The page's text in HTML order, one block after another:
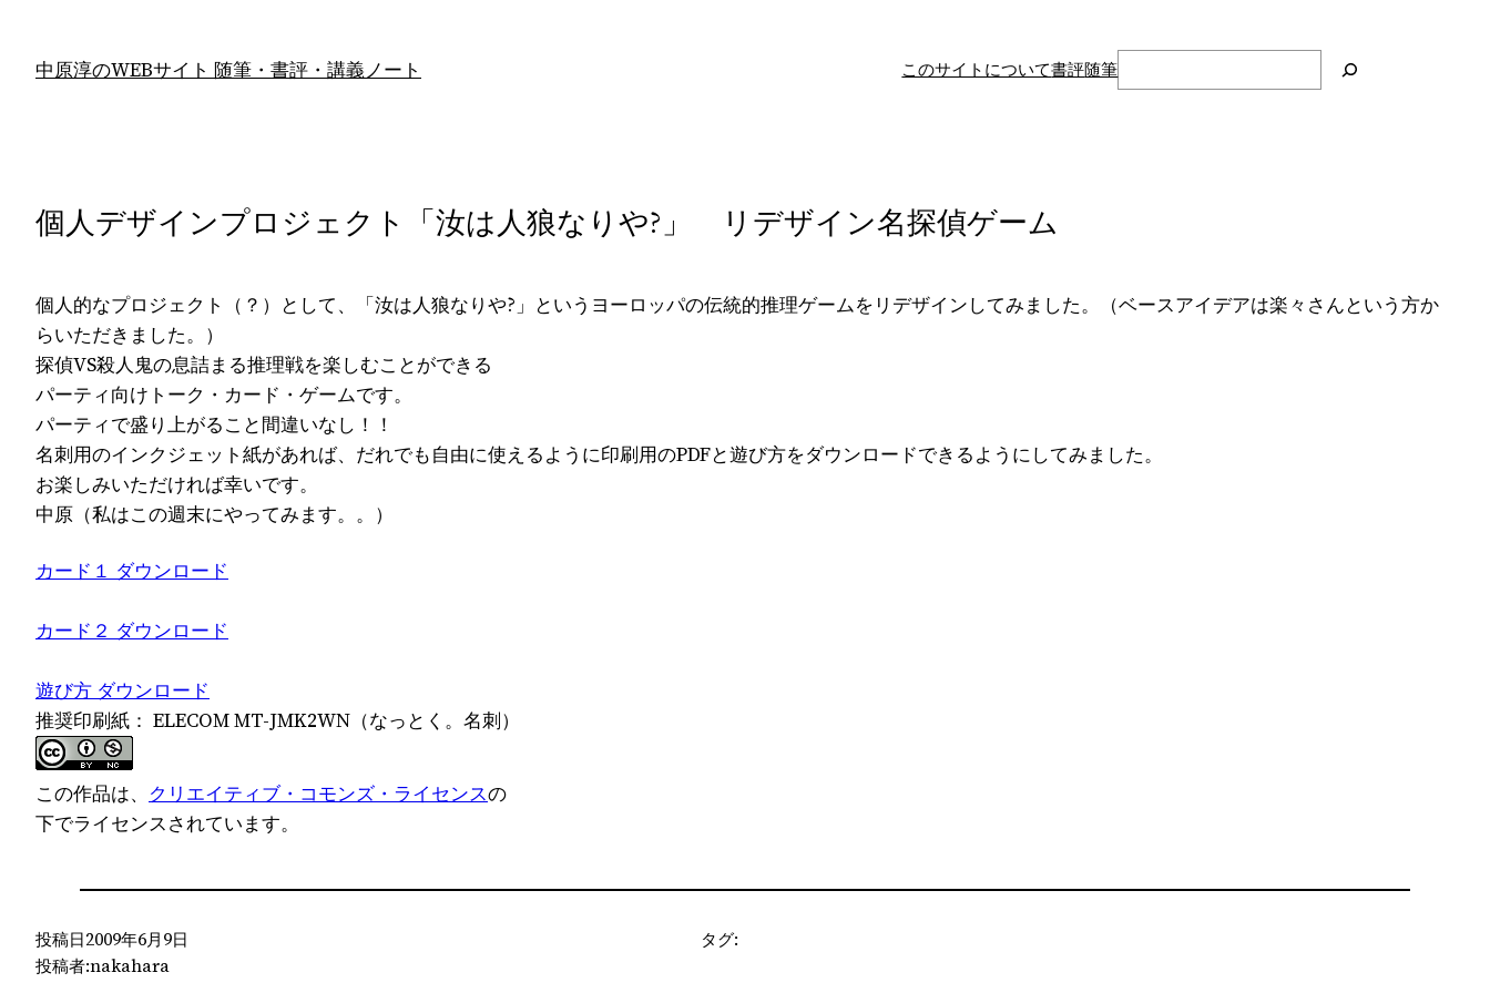
中原淳のWEBサイト 随筆・書評・講義ノート このサイトについて書評随筆検
索
個人デザインプロジェクト「汝は人狼なりや?」 リデザイン名探偵ゲーム
個人的なプロジェクト（？）として、「汝は人狼なりや?」というヨーロッパの伝統的推理ゲームをリデザインしてみました。（ベースアイデアは楽々さんという方か
らいただきました。）
探偵VS殺人鬼の息詰まる推理戦を楽しむことができる
パーティ向けトーク・カード・ゲームです。
パーティで盛り上がること間違いなし！！
名刺用のインクジェット紙があれば、だれでも自由に使えるように印刷用のPDFと遊び方をダウンロードできるようにしてみました。
お楽しみいただければ幸いです。
中原（私はこの週末にやってみます。。）
カード１ ダウンロード
カード２ ダウンロード
遊び方 ダウンロード
推奨印刷紙： ELECOM MT-JMK2WN（なっとく。名刺）
この作品は、 クリエイティブ・コモンズ・ライセンスの
下でライセンスされています。
投稿日2009年6月9日
投稿者:nakahara
タグ: